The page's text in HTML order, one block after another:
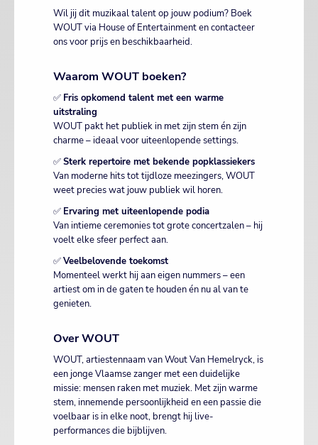
Wil jij dit muzikaal talent op jouw podium? Boek
WOUT via House of Entertainment en contacteer
ons voor prijs en beschikbaarheid.
Waarom WOUT boeken?
✅ Fris opkomend talent met een warme
uitstraling
WOUT pakt het publiek in met zijn stem én zijn
charme – ideaal voor uiteenlopende settings.
✅Sterk repertoire met bekende popklassiekers
Van moderne hits tot tijdloze meezingers, WOUT
weet precies wat jouw publiek wil horen.
✅ Ervaring met uiteenlopende podia
Van intieme ceremonies tot grote concertzalen – hij
voelt elke sfeer perfect aan.
✅Veelbelovende toekomst
Momenteel werkt hij aan eigen nummers – een
artiest om in de gaten te houden én nu al van te
genieten.
Over WOUT
WOUT, artiestennaam van Wout Van Hemelryck, is
een jonge Vlaamse zanger met een duidelijke
missie: mensen raken met muziek. Met zijn warme
stem, innemende persoonlijkheid en een passie die
voelbaar is in elke noot, brengt hij live-
performances die bijblijven.